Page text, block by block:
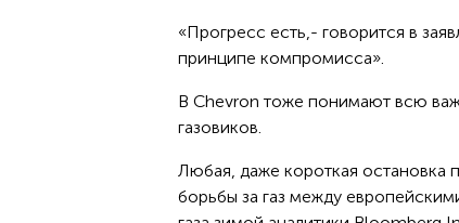
«Прогресс есть,- говорится в
принципе компромисса».
В Chevron тоже понимают всю
газовиков.
Любая, даже короткая остановка
борьбы за газ между